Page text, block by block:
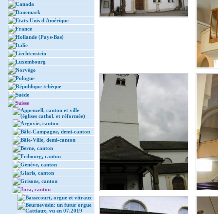
Canada
Danemark
Etats-Unis d'Amérique
France
Hollande (Pays-Bas)
Italie
Liechtenstein
Luxembourg
Norvège
Pologne
République tchèque
Suède
Suisse
Appenzell, canton et ville
(églises cathol. et réformée)
Argovie, canton
Bâle-Campagne, demi-canton
Bâle-Ville, demi-canton
Berne, canton
Fribourg, canton
Genève, canton
Glaris, canton
Grisons, canton
Jura, canton
Bassecourt, orgue et vitraux
Beurnevésin: un futur orgue
Cattiaux, vu en 07.2019